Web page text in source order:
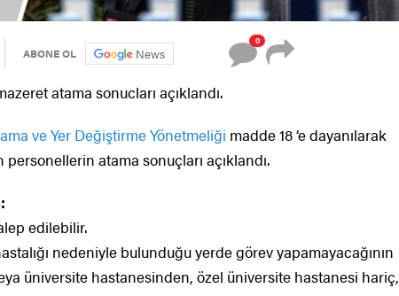
ABONE OL News
0
atama sonucları açıklandı.
ve Yer Değiştirme Yönetmeliği madde 18 ‘e dayanılarak
atama sonuçları açıklandı.
edilebilir.
nedeniyle bulunduğu yerde görev yapamayacağının
üniversite hastanesinden, özel üniversite hastanesi hariç,